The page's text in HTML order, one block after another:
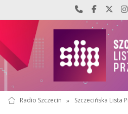
Najlepiej po
Radio Szczecin » Szczecińska Lista